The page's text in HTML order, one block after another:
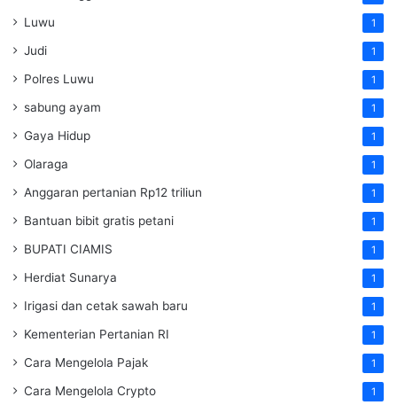
Luwu 1
Judi 1
Polres Luwu 1
sabung ayam 1
Gaya Hidup 1
Olaraga 1
Anggaran pertanian Rp12 triliun 1
Bantuan bibit gratis petani 1
BUPATI CIAMIS 1
Herdiat Sunarya 1
Irigasi dan cetak sawah baru 1
Kementerian Pertanian RI 1
Cara Mengelola Pajak 1
Cara Mengelola Crypto 1